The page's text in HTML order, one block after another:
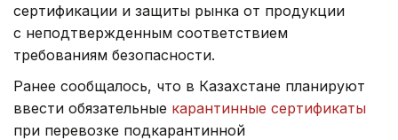
сертификации и защиты рынка от продукции
с неподтвержденным соответствием
требованиям безопасности.
Ранее сообщалось, что в Казахстане планируют
ввести обязательные карантинные сертификаты
при перевозке подкарантинной